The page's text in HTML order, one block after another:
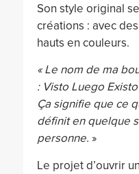
Son style original
créations : avec
hauts en couleurs.
« Le nom de ma
: Visto Luego
Ça signifie que ce
définit en quelque
personne. »
Le projet d’ouvrir